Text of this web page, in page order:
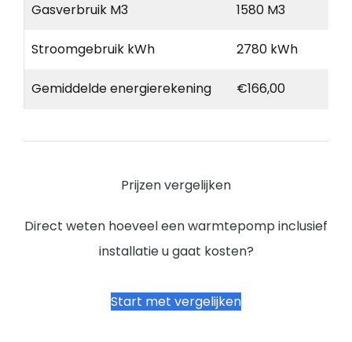
Gasverbruik M3 1580 M3
Stroomgebruik kWh 2780 kWh
Gemiddelde energierekening €166,00
Prijzen vergelijken
Direct weten hoeveel een warmtepomp inclusief
installatie u gaat kosten?
Start met vergelijken